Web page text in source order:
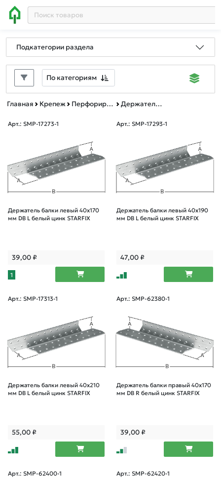
Подкатегории раздела
По категориям
Главная Крепеж Перфорированный крепеж Держатель балки
Арт.: SMP-17273-1
Держатель балки левый 40х170
мм DB L белый цинк STARFIX
39,00₽
1
Арт.: SMP-17293-1
Держатель балки левый 40х190
мм DB L белый цинк STARFIX
47,00₽
Арт.: SMP-17313-1
Держатель балки левый 40х210
мм DB L белый цинк STARFIX
55,00₽
Арт.: SMP-62380-1
Держатель балки правый 40х170
мм DB R белый цинк STARFIX
39,00₽
Арт.: SMP-62400-1 Арт.: SMP-62420-1